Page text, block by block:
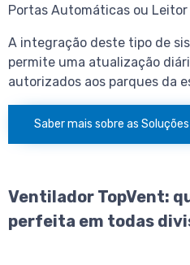
Portas Automáticas ou Leitor
A integração deste tipo de
permite uma atualização
autorizados aos parques da
Saber mais sobre as Soluções
Ventilador TopVent:
perfeita em todas